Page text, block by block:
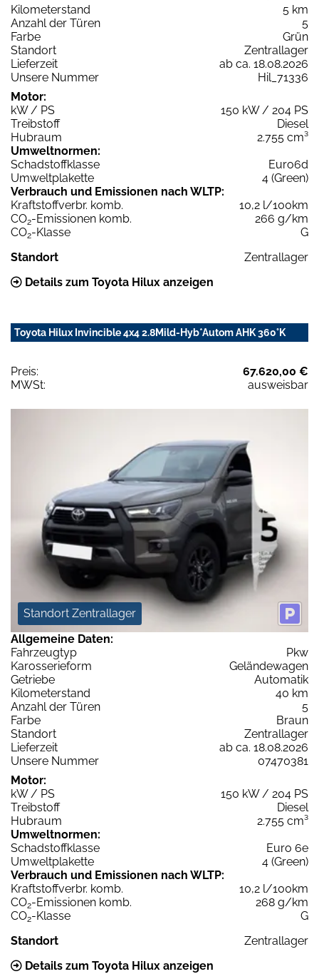
Kilometerstand
5 km
Anzahl der Türen
5
Farbe
Grün
Standort
Zentrallager
Lieferzeit
ab ca. 18.08.2026
Unsere Nummer
Hil_71336
Motor:
kW / PS
150 kW / 204 PS
Treibstoff
Diesel
Hubraum
2.755 cm³
Umweltnormen:
Schadstoffklasse
Euro6d
Umweltplakette
4 (Green)
Verbrauch und Emissionen nach WLTP:
Kraftstoffverbr. komb.
10,2 l/100km
CO2-Emissionen komb.
266 g/km
CO2-Klasse
G
Standort
Zentrallager
Details zum Toyota Hilux anzeigen
Toyota Hilux Invincible 4x4 2.8Mild-Hyb*Autom AHK 360°K
Preis:
67.620,00 €
MWSt:
ausweisbar
Standort Zentrallager
Allgemeine Daten:
Fahrzeugtyp
Pkw
Karosserieform
Geländewagen
Getriebe
Automatik
Kilometerstand
40 km
Anzahl der Türen
5
Farbe
Braun
Standort
Zentrallager
Lieferzeit
ab ca. 18.08.2026
Unsere Nummer
07470381
Motor:
kW / PS
150 kW / 204 PS
Treibstoff
Diesel
Hubraum
2.755 cm³
Umweltnormen:
Schadstoffklasse
Euro 6e
Umweltplakette
4 (Green)
Verbrauch und Emissionen nach WLTP:
Kraftstoffverbr. komb.
10,2 l/100km
CO2-Emissionen komb.
268 g/km
CO2-Klasse
G
Standort
Zentrallager
Details zum Toyota Hilux anzeigen